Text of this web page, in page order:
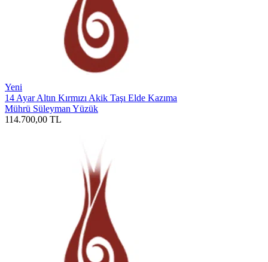
Yeni
14 Ayar Altın Kırmızı Akik Taşı Elde Kazıma
Mührü Süleyman Yüzük
114.700,00 TL